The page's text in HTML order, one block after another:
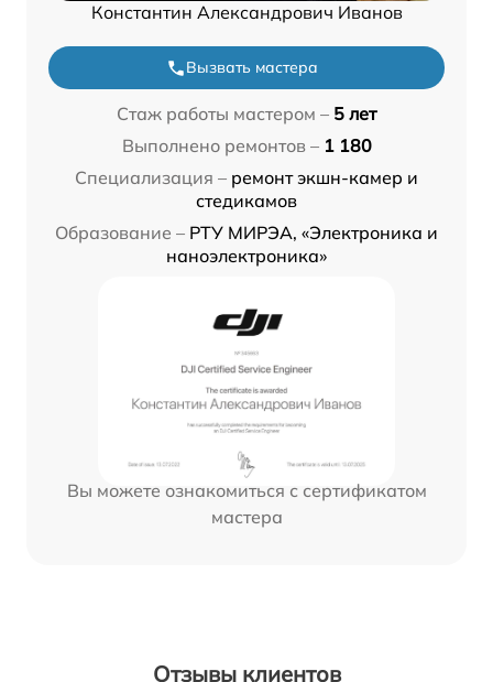
Константин Александрович Иванов
Вызвать мастера
Стаж работы мастером – 5 лет
Выполнено ремонтов – 1 180
Специализация – ремонт экшн-камер и
стедикамов
Образование – РТУ МИРЭА, «Электроника и
наноэлектроника»
Вы можете ознакомиться с сертификатом
мастера
Отзывы клиентов